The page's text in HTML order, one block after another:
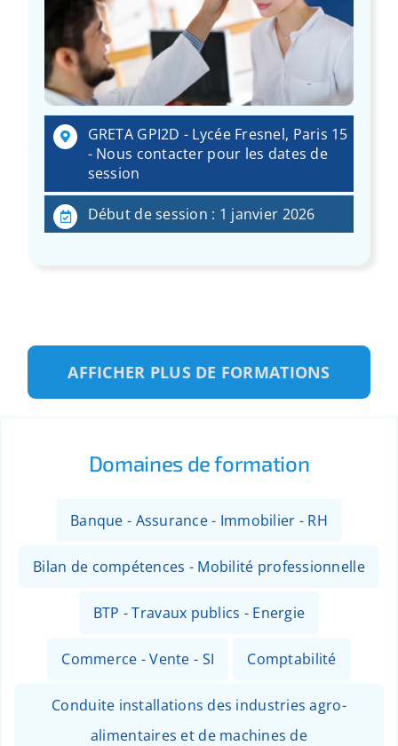
GRETA GPI2D - Lycée Fresnel, Paris 15
- Nous contacter pour les dates de
session
Début de session : 1 janvier 2026
AFFICHER PLUS DE FORMATIONS
Domaines de formation
Banque - Assurance - Immobilier - RH
Bilan de compétences - Mobilité professionnelle
BTP - Travaux publics - Energie
Commerce - Vente - SI Comptabilité
Conduite installations des industries agro-
alimentaires et de machines de